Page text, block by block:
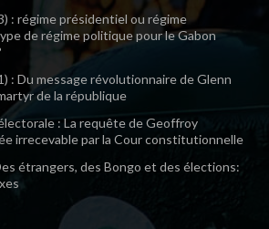
: régime présidentiel ou régime
de régime politique pour le Gabon
: Du message révolutionnaire de Glenn
de la république
: La requête de Geoffroy
irrecevable par la Cour constitutionnelle
étrangers, des Bongo et des élections: